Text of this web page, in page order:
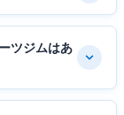
ツジムはあ